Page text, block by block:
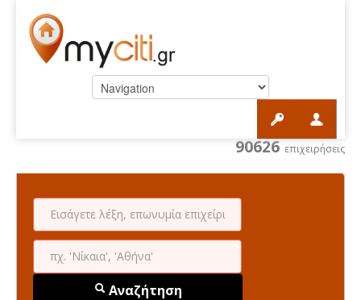
90626 επιχειρήσεις
Αναζήτηση